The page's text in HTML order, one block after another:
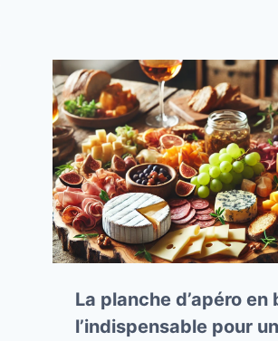
La planche d’apéro en
l’indispensable pour un